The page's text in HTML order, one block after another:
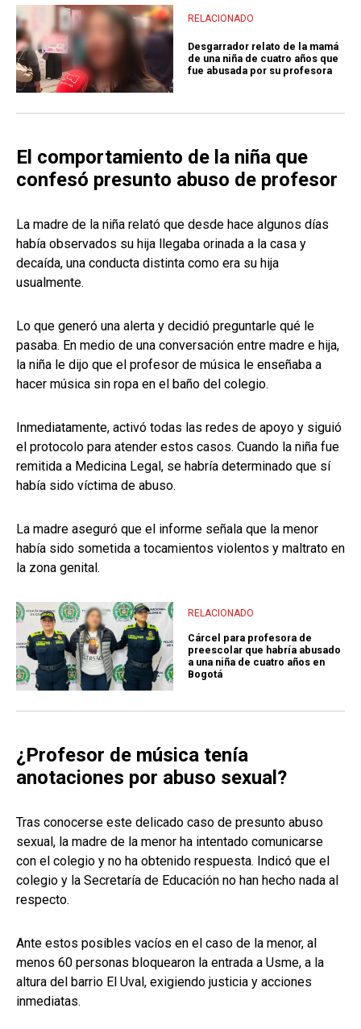
RELACIONADO
Desgarrador relato de la mamá
de una niña de cuatro años que
fue abusada por su profesora
El comportamiento de la niña que
confesó presunto abuso de profesor
La madre de la niña relató que desde hace algunos días
había observados su hija llegaba orinada a la casa y
decaída, una conducta distinta como era su hija
usualmente.
Lo que generó una alerta y decidió preguntarle qué le
pasaba. En medio de una conversación entre madre e hija,
la niña le dijo que el profesor de música le enseñaba a
hacer música sin ropa en el baño del colegio.
Inmediatamente, activó todas las redes de apoyo y siguió
el protocolo para atender estos casos. Cuando la niña fue
remitida a Medicina Legal, se habría determinado que sí
había sido víctima de abuso.
La madre aseguró que el informe señala que la menor
había sido sometida a tocamientos violentos y maltrato en
la zona genital.
RELACIONADO
Cárcel para profesora de
preescolar que habría abusado
a una niña de cuatro años en
Bogotá
¿Profesor de música tenía
anotaciones por abuso sexual?
Tras conocerse este delicado caso de presunto abuso
sexual, la madre de la menor ha intentado comunicarse
con el colegio y no ha obtenido respuesta. Indicó que el
colegio y la Secretaría de Educación no han hecho nada al
respecto.
Ante estos posibles vacíos en el caso de la menor, al
menos 60 personas bloquearon la entrada a Usme, a la
altura del barrio El Uval, exigiendo justicia y acciones
inmediatas.